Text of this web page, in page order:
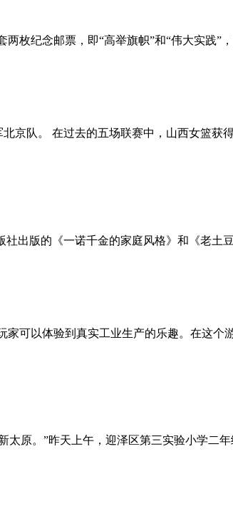
枚纪念邮票，即“高举旗帜”和“伟大实践”
京队。 在过去的五场联赛中，山西女篮获
出版的《一诺千金的家庭风格》和《老土
家可以体验到真实工业生产的乐趣。在这
原。”昨天上午，迎泽区第三实验小学二